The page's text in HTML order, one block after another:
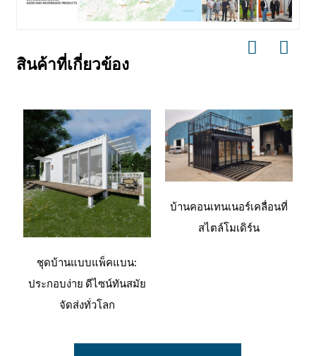
สินค้าที่เกี่ยวข้อง
ชุดบ้านแบบแพ็คแบน:
ประกอบง่าย ดีไซน์ทันสมัย
จัดส่งทั่วโลก
บ้านคอนเทนเนอร์เคลื่อนที่
สไตล์โมเดิร์น